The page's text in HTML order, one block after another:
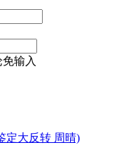
输入
定大反转 周晴)